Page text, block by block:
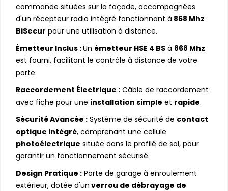
commande situées sur la façade, accompagnées
d'un récepteur radio intégré fonctionnant à 868 Mhz
BiSecur pour une utilisation à distance.
Émetteur Inclus :Un émetteur HSE 4 BS à 868 Mhz
est fourni, facilitant le contrôle à distance de votre
porte.
Raccordement Électrique : Câble de raccordement
avec fiche pour une installation simple et rapide.
Sécurité Avancée : Système de sécurité de contact
optique intégré, comprenant une cellule
photoélectrique située dans le profilé de sol, pour
garantir un fonctionnement sécurisé.
Design Pratique : Porte de garage à enroulement
extérieur, dotée d'un verrou de débrayage de